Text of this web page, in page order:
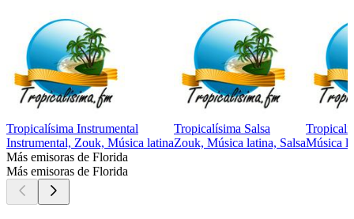
Tropicalísima Instrumental
Instrumental, Zouk, Música latina
Tropicalísima Salsa
Zouk, Música latina, SalsaMúsica
Más emisoras de Florida
Más emisoras de Florida